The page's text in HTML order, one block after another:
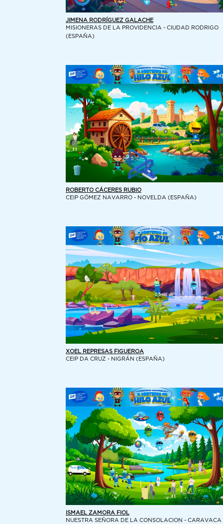
JIMENA RODRÍGUEZ GALACHE
MISIONERAS DE LA PROVIDENCIA - CIUDAD RODRIGO
(ESPAÑA)
ROBERTO CÁCERES RUBIO
CEIP GÓMEZ NAVARRO - NOVELDA (ESPAÑA)
XOEL REPRESAS FIGUEROA
CEIP DA CRUZ - NIGRÁN (ESPAÑA)
ISMAEL ZAMORA FIOL
NUESTRA SEÑORA DE LA CONSOLACION - CARAVACA